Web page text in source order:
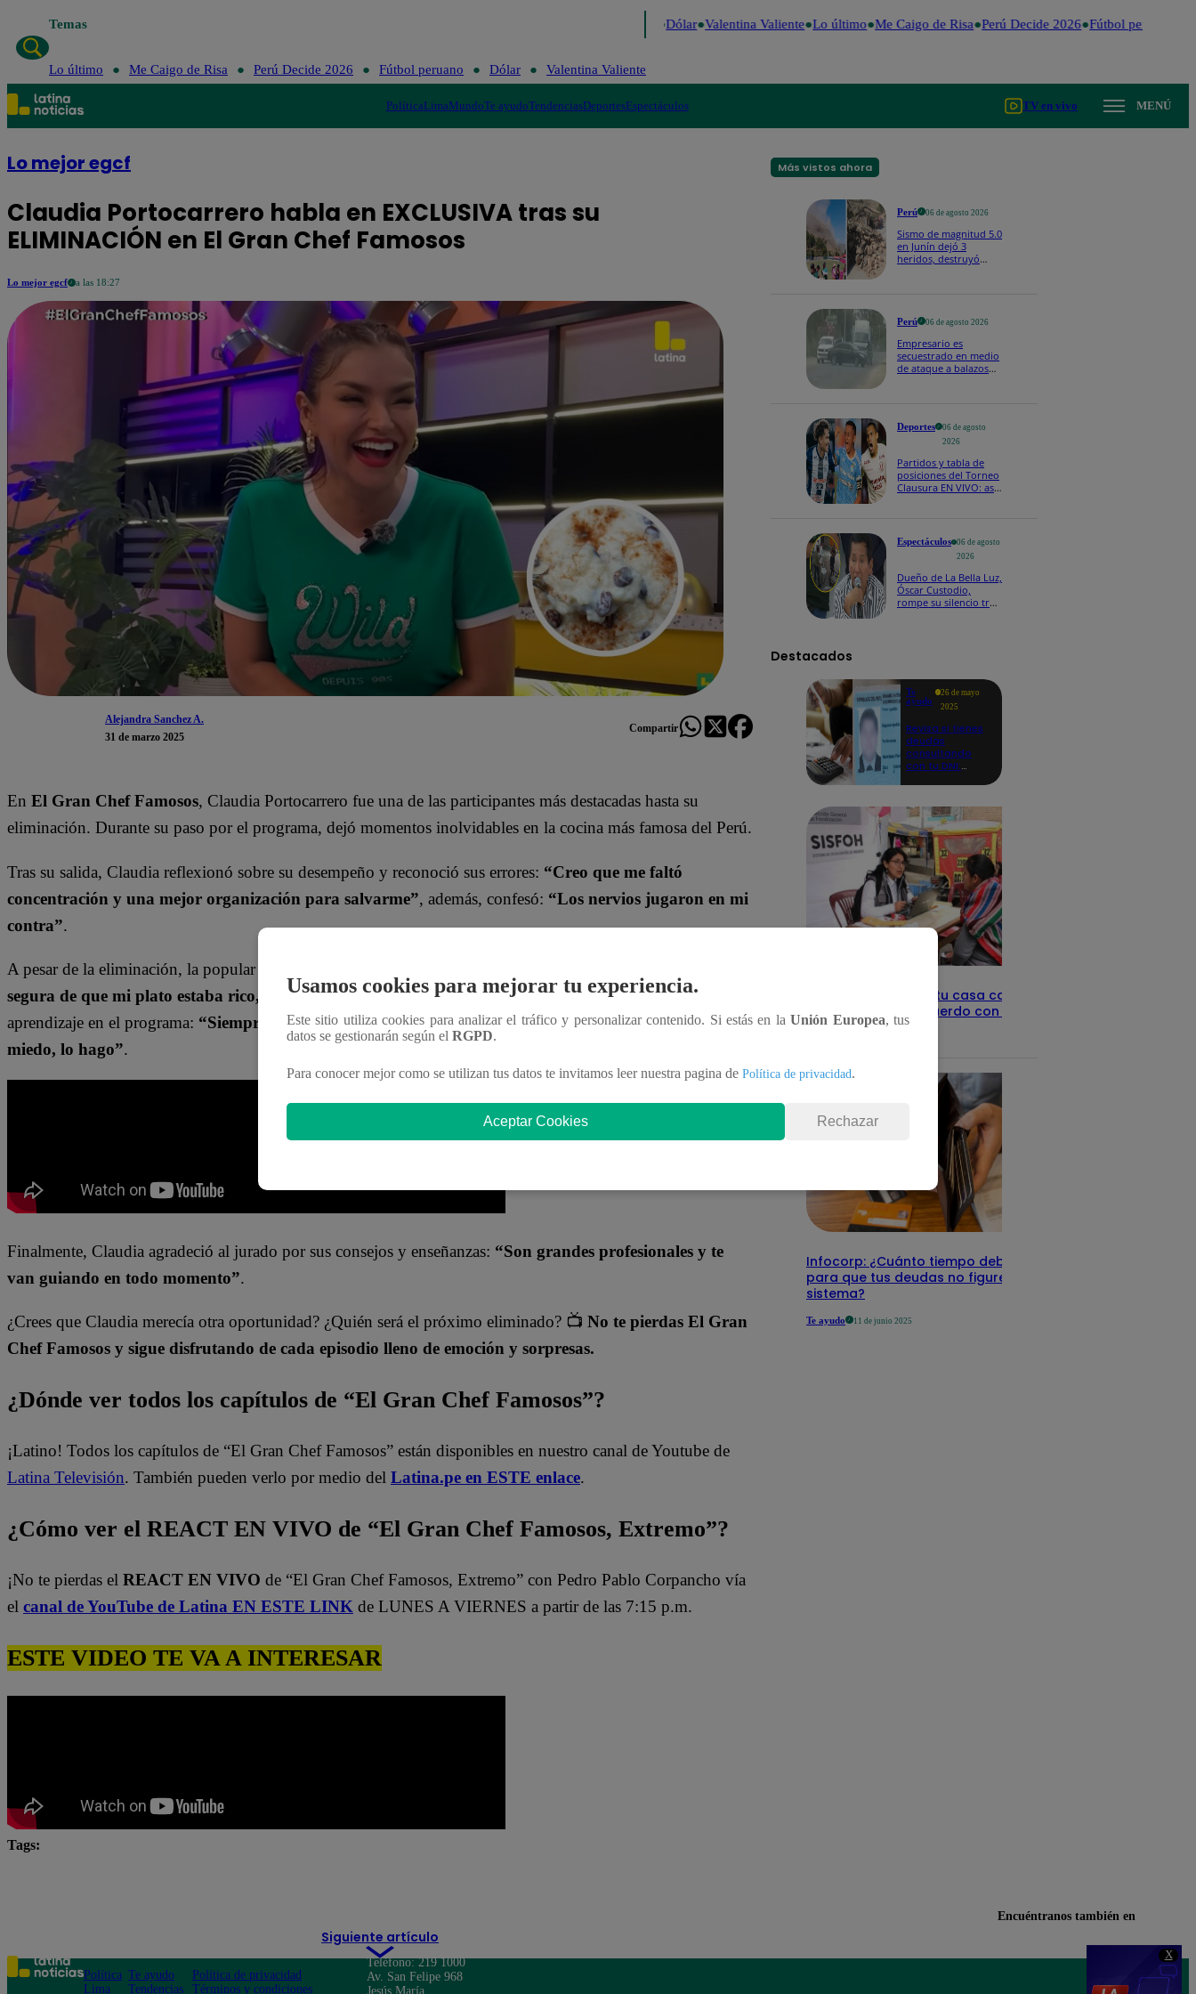
X
Temas Dólar Valentina Valiente Lo último Me Caigo de Risa Perú Decide 2026 Fútbol peruano
Lo último Me Caigo de Risa Perú Decide 2026 Fútbol peruano Dólar Valentina Valiente
PolíticaLimaMundoTe ayudoTendenciasDeportesEspectáculos TV en vivo MENÚ
Lo mejor egcf
Claudia Portocarrero habla en EXCLUSIVA tras su
ELIMINACIÓN en El Gran Chef Famosos
Lo mejor egcf a las 18:27
Alejandra Sanchez A.
31 de marzo 2025
Compartir
En El Gran Chef Famosos, Claudia Portocarrero fue una de las participantes más destacadas hasta su
eliminación. Durante su paso por el programa, dejó momentos inolvidables en la cocina más famosa del Perú.
Tras su salida, Claudia reflexionó sobre su desempeño y reconoció sus errores: “Creo que me faltó
concentración y una mejor organización para salvarme”, además, confesó: “Los nervios jugaron en mi
contra”.
A pesar de la eliminación, la popular Ñañita se tomó la situación con humor y comentó entre risas:
segura de que mi plato estaba rico, pero olvidé el arroz y salió crudo, ¡caramba!”. También destacó su
aprendizaje en el programa: “Siempre escucho, aprendo y aplico. Si me ponen un reto, aunque tenga
miedo, lo hago”.
Finalmente, Claudia agradeció al jurado por sus consejos y enseñanzas: “Son grandes profesionales y te
van guiando en todo momento”.
¿Crees que Claudia merecía otra oportunidad? ¿Quién será el próximo eliminado? 📺 No te pierdas El Gran
Chef Famosos y sigue disfrutando de cada episodio lleno de emoción y sorpresas.
¿Dónde ver todos los capítulos de “El Gran Chef Famosos”?
¡Latino! Todos los capítulos de “El Gran Chef Famosos” están disponibles en nuestro canal de Youtube de
Latina Televisión. También pueden verlo por medio del Latina.pe en ESTE enlace.
¿Cómo ver el REACT EN VIVO de “El Gran Chef Famosos, Extremo”?
¡No te pierdas el REACT EN VIVO de “El Gran Chef Famosos, Extremo” con Pedro Pablo Corpancho vía
el canal de YouTube de Latina EN ESTE LINK de LUNES A VIERNES a partir de las 7:15 p.m.
ESTE VIDEO TE VA A INTERESAR
Tags:
Siguiente artículo
Más vistos ahora
Perú 06 de agosto 2026
Sismo de magnitud 5.0
en Junín dejó 3
heridos, destruyó
Perú 06 de agosto 2026
Empresario es
secuestrado en medio
de ataque a balazos
Deportes
06 de agosto
2026
Partidos y tabla de
posiciones del Torneo
Clausura EN VIVO: así
Espectáculos
06 de agosto
2026
Dueño de La Bella Luz,
Óscar Custodio,
rompe su silencio tras
Destacados
Te
ayudo
26 de mayo
2025
Revisa si tienes
deudas
consultando
con tu DNI:
Revisa con tu DNI si tu casa califica
como pobre, de acuerdo con el Sisfoh
Infocorp: ¿Cuánto tiempo debe pasar
para que tus deudas no figuren en su
sistema?
Te ayudo 11 de junio 2025
Usamos cookies para mejorar tu experiencia.
Este sitio utiliza cookies para analizar el tráfico y personalizar contenido. Si estás en laUnión Europea, tus
datos se gestionarán según el RGPD.
Para conocer mejor como se utilizan tus datos te invitamos leer nuestra pagina de Política de privacidad.
Aceptar Cookies Rechazar
Encuéntranos también en
Política
Lima
Te ayudo
Tendencias
Política de privacidad
Términos y condiciones
Teléfono: 219 1000
Av. San Felipe 968
Jesús María